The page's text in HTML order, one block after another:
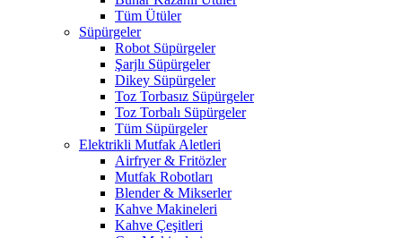
Tüm Ütüler
Süpürgeler
Robot Süpürgeler
Şarjlı Süpürgeler
Dikey Süpürgeler
Toz Torbasız Süpürgeler
Toz Torbalı Süpürgeler
Tüm Süpürgeler
Elektrikli Mutfak Aletleri
Airfryer & Fritözler
Mutfak Robotları
Blender & Mikserler
Kahve Makineleri
Kahve Çeşitleri